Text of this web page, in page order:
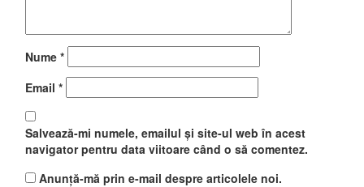
Nume *
Email *
Salvează-mi numele, emailul și site-ul web în acest
navigator pentru data viitoare când o să comentez.
Anunță-mă prin e-mail despre articolele noi.